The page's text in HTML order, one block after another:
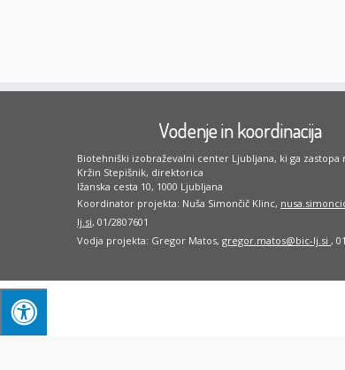
Vodenje in koordinacija
Biotehniški izobraževalni center Ljubljana, ki ga zastopa
Kržin Stepišnik, direktorica
Ižanska cesta 10, 1000 Ljubljana
Koordinator projekta: Nuša Simončič Klinc,
lj.si, 01/2807601
Vodja projekta: Gregor Matos, gregor.matos@bic-lj.si ,